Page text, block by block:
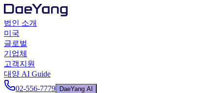
법인 소개
미국
글로벌
기업체
고객지원
대양 AI Guide
02-556-7779
DaeYang AI